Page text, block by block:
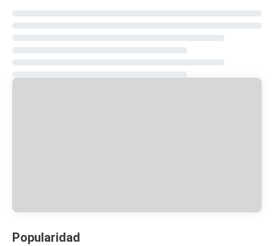
Popularidad